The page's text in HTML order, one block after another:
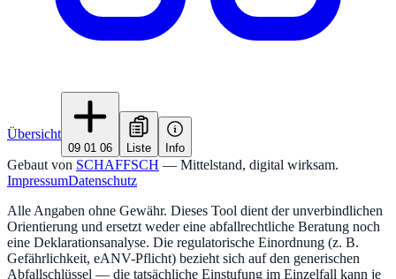
Übersicht
09 01 06 Liste Info
Gebaut von SCHAFFSCH — Mittelstand, digital wirksam.
ImpressumDatenschutz
Alle Angaben ohne Gewähr. Dieses Tool dient der unverbindlichen
Orientierung und ersetzt weder eine abfallrechtliche Beratung noch
eine Deklarationsanalyse. Die regulatorische Einordnung (z. B.
Gefährlichkeit, eANV-Pflicht) bezieht sich auf den generischen
Abfallschlüssel — die tatsächliche Einstufung im Einzelfall kann je